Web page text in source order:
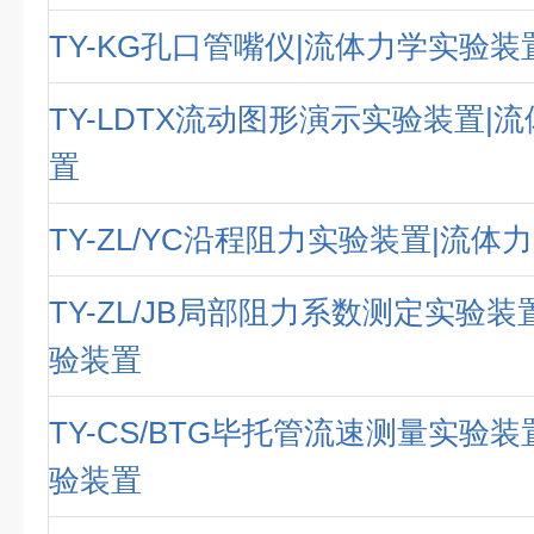
TY-KG孔口管嘴仪|流体力学实验装
TY-LDTX流动图形演示实验装置|
置
TY-ZL/YC沿程阻力实验装置|流体
TY-ZL/JB局部阻力系数测定实验装
验装置
TY-CS/BTG毕托管流速测量实验装
验装置